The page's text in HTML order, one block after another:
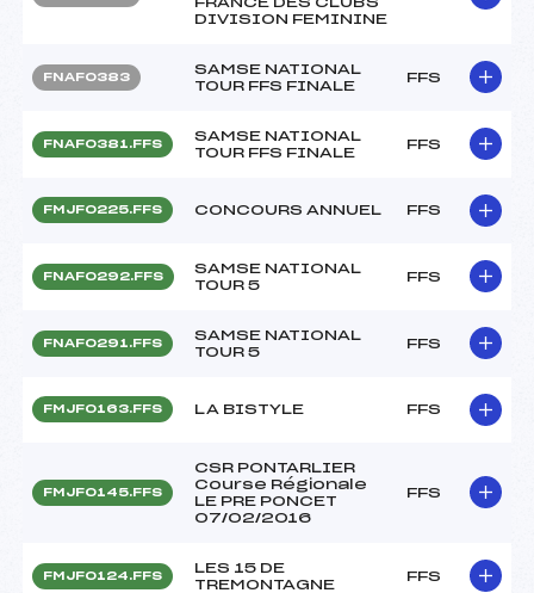
DIVISION FEMININE
FNAF0383
SAMSE NATIONAL
TOUR FFS FINALE
FFS
FNAF0381.FFS
SAMSE NATIONAL
TOUR FFS FINALE
FFS
FMJF0225.FFS CONCOURS ANNUEL FFS
FNAF0292.FFS
SAMSE NATIONAL
TOUR 5
FFS
FNAF0291.FFS
SAMSE NATIONAL
TOUR 5
FFS
FMJF0163.FFS LA BISTYLE FFS
FMJF0145.FFS
CSR PONTARLIER
Course Régionale
LE PRE PONCET
07/02/2016
FFS
FMJF0124.FFS
LES 15 DE
TREMONTAGNE
FFS